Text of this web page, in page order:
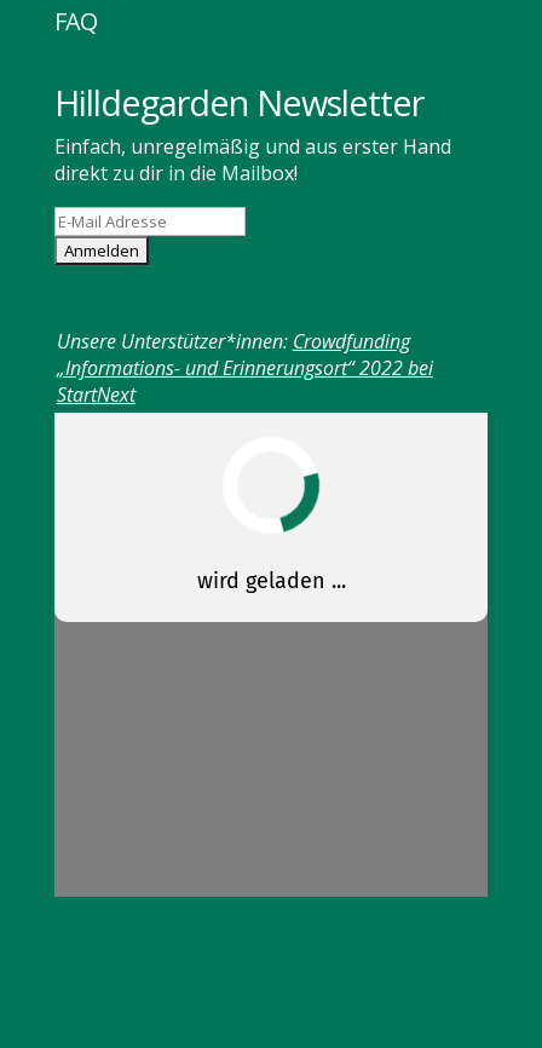
FAQ
Hilldegarden Newsletter
Einfach, unregelmäßig und aus erster Hand
direkt zu dir in die Mailbox!
Unsere Unterstützer*innen: Crowdfunding
„Informations- und Erinnerungsort“ 2022 bei
StartNext